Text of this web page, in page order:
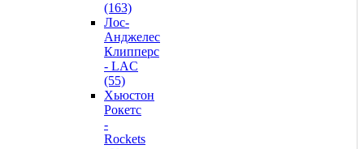
(163)
Лос-
Анджелес
Клипперс
- LAC
(55)
Хьюстон
Рокетс
-
Rockets